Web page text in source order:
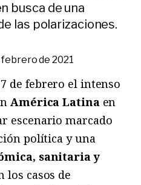
busca de una
las polarizaciones.
febrero de 2021
de febrero el intenso
América Latinaen
escenario marcado
política y una
sanitaria y
los casos de